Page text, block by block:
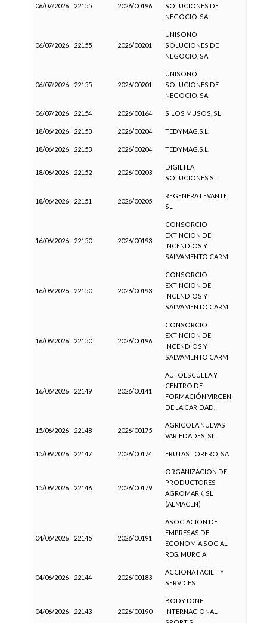
06/07/2026 22155 2026/00196
SOLUCIONES DE
NEGOCIO, SA
06/07/2026 22155 2026/00201
UNISONO
SOLUCIONES DE
NEGOCIO, SA
06/07/2026 22155 2026/00201
UNISONO
SOLUCIONES DE
NEGOCIO, SA
06/07/2026 22154 2026/00164 SILOS MUSOS, SL
18/06/2026 22153 2026/00204 TEDYMAG,S.L.
18/06/2026 22153 2026/00204 TEDYMAG,S.L.
18/06/2026 22152 2026/00203
DIGILTEA
SOLUCIONES SL
18/06/2026 22151 2026/00205
REGENERA LEVANTE,
SL
16/06/2026 22150 2026/00193
CONSORCIO
EXTINCION DE
INCENDIOS Y
SALVAMENTO CARM
16/06/2026 22150 2026/00193
CONSORCIO
EXTINCION DE
INCENDIOS Y
SALVAMENTO CARM
16/06/2026 22150 2026/00196
CONSORCIO
EXTINCION DE
INCENDIOS Y
SALVAMENTO CARM
16/06/2026 22149 2026/00141
AUTOESCUELA Y
CENTRO DE
FORMACIÓN VIRGEN
DE LA CARIDAD.
15/06/2026 22148 2026/00175
AGRICOLA NUEVAS
VARIEDADES, SL
15/06/2026 22147 2026/00174 FRUTAS TORERO, SA
15/06/2026 22146 2026/00179
ORGANIZACION DE
PRODUCTORES
AGROMARK, SL
(ALMACEN)
04/06/2026 22145 2026/00191
ASOCIACION DE
EMPRESAS DE
ECONOMIA SOCIAL
REG. MURCIA
04/06/2026 22144 2026/00183
ACCIONA FACILITY
SERVICES
04/06/2026 22143 2026/00190
BODYTONE
INTERNACIONAL